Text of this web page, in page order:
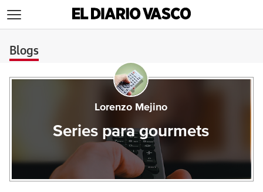
Blogs
Lorenzo Mejino
Series para gourmets